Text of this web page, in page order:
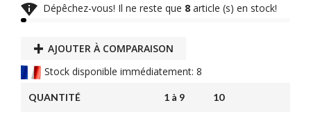
 Dépêchez-vous! Il ne reste que 8 article (s) en stock!
AJOUTER À COMPARAISON
Stock disponible immédiatement: 8
QUANTITÉ 1 à 9 10